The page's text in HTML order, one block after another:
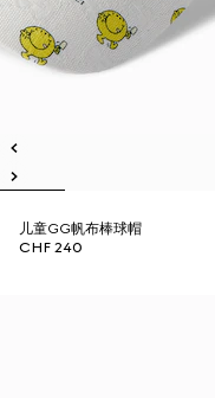
儿童GG帆布棒球帽
CHF 240